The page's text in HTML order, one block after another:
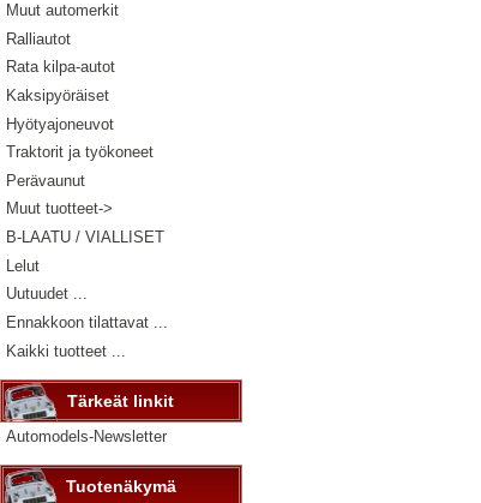
Muut automerkit
Ralliautot
Rata kilpa-autot
Kaksipyöräiset
Hyötyajoneuvot
Traktorit ja työkoneet
Perävaunut
Muut tuotteet->
B-LAATU / VIALLISET
Lelut
Uutuudet ...
Ennakkoon tilattavat ...
Kaikki tuotteet ...
Tärkeät linkit
Automodels-Newsletter
Tuotenäkymä